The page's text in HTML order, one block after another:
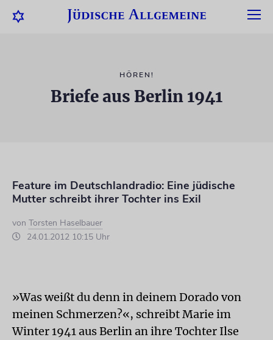
HÖREN!
Briefe aus Berlin 1941
Feature im Deutschlandradio: Eine jüdische
Mutter schreibt ihrer Tochter ins Exil
von Torsten Haselbauer
24.01.2012 10:15 Uhr
»Was weißt du denn in deinem Dorado von
meinen Schmerzen?«, schreibt Marie im
Winter 1941 aus Berlin an ihre Tochter Ilse